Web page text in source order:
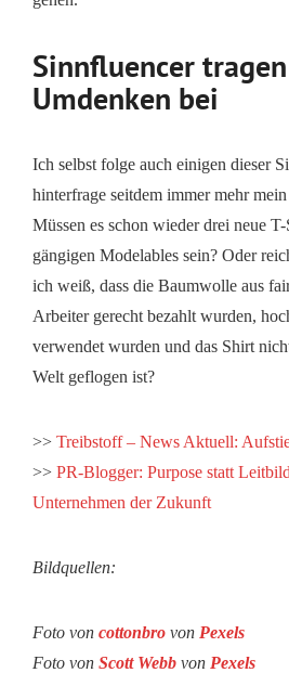
Sinnfluencer
Umdenken bei
Ich selbst folge auch einigen dieser
hinterfrage seitdem immer mehr
Müssen es schon wieder drei neue
gängigen Modelables sein? Oder
ich weiß, dass die Baumwolle aus
Arbeiter gerecht bezahlt wurden,
verwendet wurden und das Shirt
Welt geflogen ist?
>> Treibstoff – News Aktuell:
>> PR-Blogger: Purpose statt
Unternehmen der Zukunft
Bildquellen:
Foto von cottonbro von Pexels
Foto von Scott Webb von Pexels